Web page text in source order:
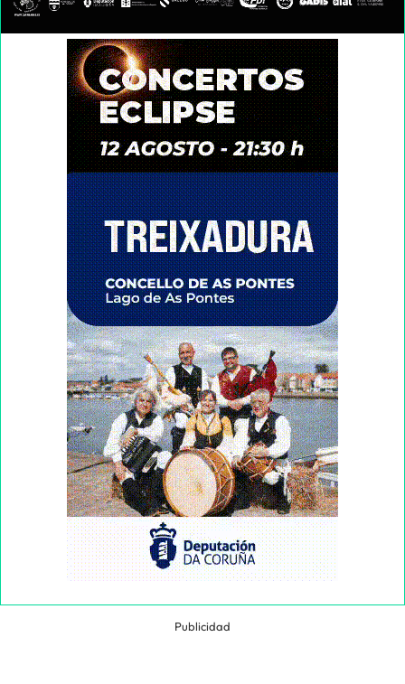
Publicidad